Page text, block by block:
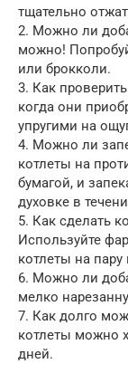
тщательно
2. Можно ли
можно!
или брокколи.
3. Как
когда они
упругими на
4. Можно ли
котлеты на
бумагой, и
духовке в
5. Как сделать
Используйте
котлеты на пару
6. Можно ли
мелко
7. Как долго
котлеты можно
дней.